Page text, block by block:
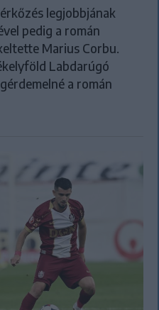
legjobbjának
pedig a román
Marius Corbu.
Labdarúgó
a román